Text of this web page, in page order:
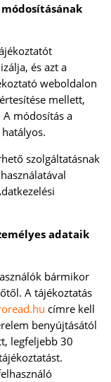
és azt a
weboldalon
mellett,
módosítás a
szolgáltatásnak
adataik
bármikor
A tájékoztatás
címre kell
benyújtásától
legfeljebb 30